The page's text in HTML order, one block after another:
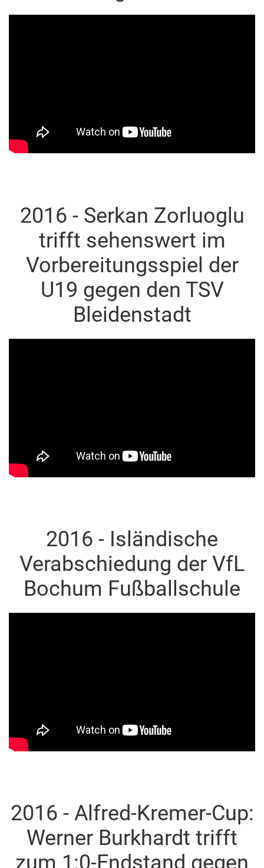
2016 - Serkan Zorluoglu
trifft sehenswert im
Vorbereitungsspiel der
U19 gegen den TSV
Bleidenstadt
2016 - Isländische
Verabschiedung der VfL
Bochum Fußballschule
2016 - Alfred-Kremer-Cup:
Werner Burkhardt trifft
zum 1:0-Endstand gegen